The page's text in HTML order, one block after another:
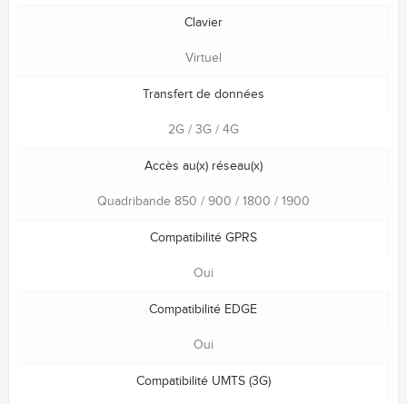
Clavier
Virtuel
Transfert de données
2G / 3G / 4G
Accès au(x) réseau(x)
Quadribande 850 / 900 / 1800 / 1900
Compatibilité GPRS
Oui
Compatibilité EDGE
Oui
Compatibilité UMTS (3G)